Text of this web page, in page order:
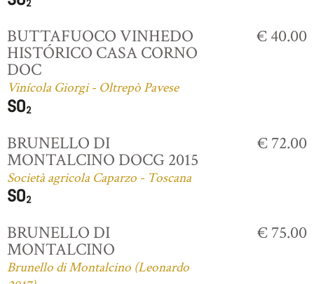
BUTTAFUOCO VINHEDO
HISTÓRICO CASA CORNO
DOC
Vinícola Giorgi - Oltrepò Pavese
€ 40.00
BRUNELLO DI
MONTALCINO DOCG 2015
Società agricola Caparzo - Toscana
€ 72.00
BRUNELLO DI
MONTALCINO
Brunello di Montalcino (Leonardo
€ 75.00